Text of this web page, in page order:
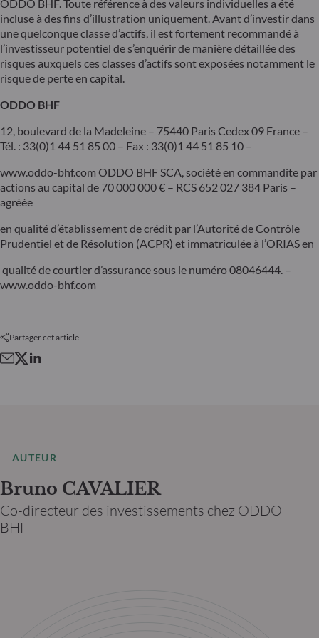
ODDO BHF. Toute référence à des valeurs individuelles a été
incluse à des fins d’illustration uniquement. Avant d’investir dans
une quelconque classe d’actifs, il est fortement recommandé à
l’investisseur potentiel de s’enquérir de manière détaillée des
risques auxquels ces classes d’actifs sont exposées notamment le
risque de perte en capital.
ODDO BHF
12, boulevard de la Madeleine – 75440 Paris Cedex 09 France –
Tél. : 33(0)1 44 51 85 00 – Fax : 33(0)1 44 51 85 10 –
www.oddo-bhf.com ODDO BHF SCA, société en commandite par
actions au capital de 70 000 000 € – RCS 652 027 384 Paris –
agréée
en qualité d’établissement de crédit par l’Autorité de Contrôle
Prudentiel et de Résolution (ACPR) et immatriculée à l’ORIAS en
qualité de courtier d’assurance sous le numéro 08046444. –
www.oddo-bhf.com
Partager cet article
AUTEUR
Bruno CAVALIER
Co-directeur des investissements chez ODDO
BHF